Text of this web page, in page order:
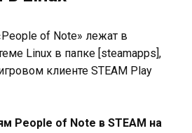
of Note» лежат в
Linux в папке [steamapps],
клиенте STEAM Play
People of Note в STEAM на